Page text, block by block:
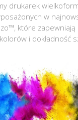
drukarek
w
które zapewniają
i dokładność